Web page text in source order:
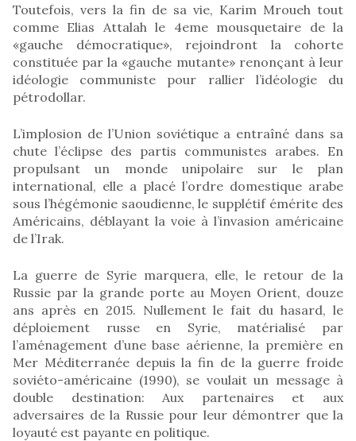
Toutefois, vers la fin de sa vie, Karim Mroueh tout
comme Elias Attalah le 4eme mousquetaire de la
«gauche démocratique», rejoindront la cohorte
constituée par la «gauche mutante» renonçant à leur
idéologie communiste pour rallier l’idéologie du
pétrodollar.
L’implosion de l’Union soviétique a entraîné dans sa
chute l’éclipse des partis communistes arabes. En
propulsant un monde unipolaire sur le plan
international, elle a placé l’ordre domestique arabe
sous l’hégémonie saoudienne, le supplétif émérite des
Américains, déblayant la voie à l’invasion américaine
de l’Irak.
La guerre de Syrie marquera, elle, le retour de la
Russie par la grande porte au Moyen Orient, douze
ans après en 2015. Nullement le fait du hasard, le
déploiement russe en Syrie, matérialisé par
l’aménagement d’une base aérienne, la première en
Mer Méditerranée depuis la fin de la guerre froide
soviéto-américaine (1990), se voulait un message à
double destination: Aux partenaires et aux
adversaires de la Russie pour leur démontrer que la
loyauté est payante en politique.